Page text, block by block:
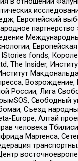
Европейский
партнерство
fonds,
The Insider,
Возрождение,
России, Лига
Свободный
Съезд
Europe, Алтай
человека
Мартенса,